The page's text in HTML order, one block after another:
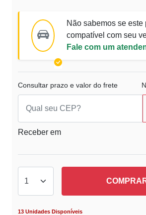
Não sabemos se este
compatível com seu
Fale com um
Consultar prazo e valor do frete
Receber em
13 Unidades Disponíveis